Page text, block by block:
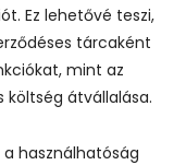
Ez lehetővé teszi,
tárcaként
mint az
költség átvállalása.
használhatóság